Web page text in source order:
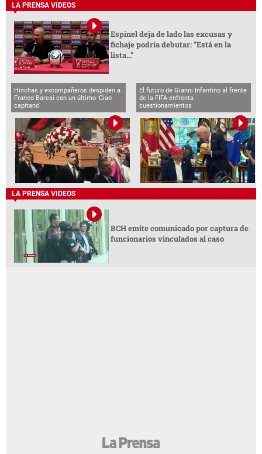
LA PRENSA VIDEOS
Espinel deja de lado las excusas y
fichaje podría debutar: "Está en la
lista..."
Hinchas y excompañeros despiden a
Franco Baresi con un último 'Ciao
capitano'
El futuro de Gianni Infantino al frente
de la FIFA enfrenta
cuestionamientos
LA PRENSA VIDEOS
BCH emite comunicado por captura de
funcionarios vinculados al caso